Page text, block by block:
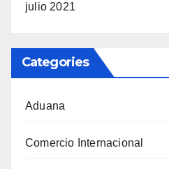
julio 2021
Categories
Aduana
Comercio Internacional